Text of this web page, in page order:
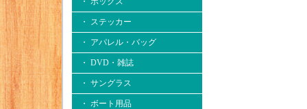
・ ステッカー
・ アパレル・バッグ
・ DVD・雑誌
・ サングラス
・ ボート用品